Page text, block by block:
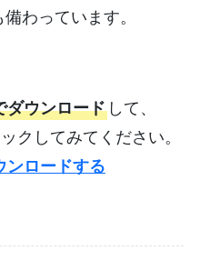
わっています。
ダウンロードして、
クしてみてください。
ンロードする